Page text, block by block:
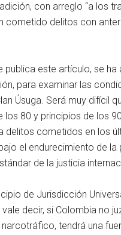
con arreglo “a los
cometido delitos con
publica este artículo, se
para examinar las
Úsuga. Será muy difícil
los 80 y principios de los
delitos cometidos en los
el endurecimiento de
de la justicia
de Jurisdicción
decir, si Colombia no
tendrá una